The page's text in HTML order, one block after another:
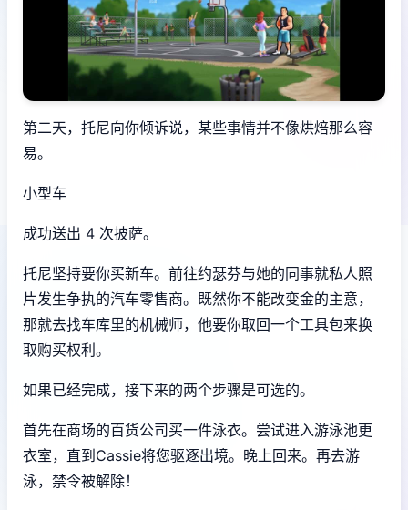
第二天，托尼向你倾诉说，某些事情并不像烘焙那么容
易。
小型车
成功送出 4 次披萨。
托尼坚持要你买新车。前往约瑟芬与她的同事就私人照
片发生争执的汽车零售商。既然你不能改变金的主意，
那就去找车库里的机械师，他要你取回一个工具包来换
取购买权利。
如果已经完成，接下来的两个步骤是可选的。
首先在商场的百货公司买一件泳衣。尝试进入游泳池更
衣室，直到Cassie将您驱逐出境。晚上回来。再去游
泳，禁令被解除！